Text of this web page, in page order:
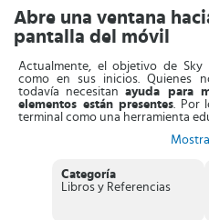
Abre una ventana
pantalla del móvil
Actualmente, el objetivo de
como en sus inicios. Quienes
todavía necesitanayuda para
elementos están presentes. Por
terminal como una herramienta
En términos sencillos, se trata
sensoresincorporados al
acelerómetro.
Categoría
Libros y Referencias